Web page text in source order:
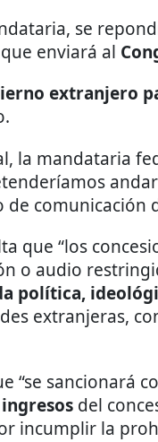
se
que enviará al
extranjero
la mandataria
comunicación
que “los
o audio
política,
extranjeras,
“se sancionará
ingresos del
incumplir la